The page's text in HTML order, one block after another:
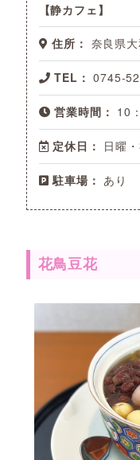
静カフェ
住所： 奈良県
TEL： 0745-
営業時間： 10
定休日： 日曜
駐車場： あり
花鳥豆花